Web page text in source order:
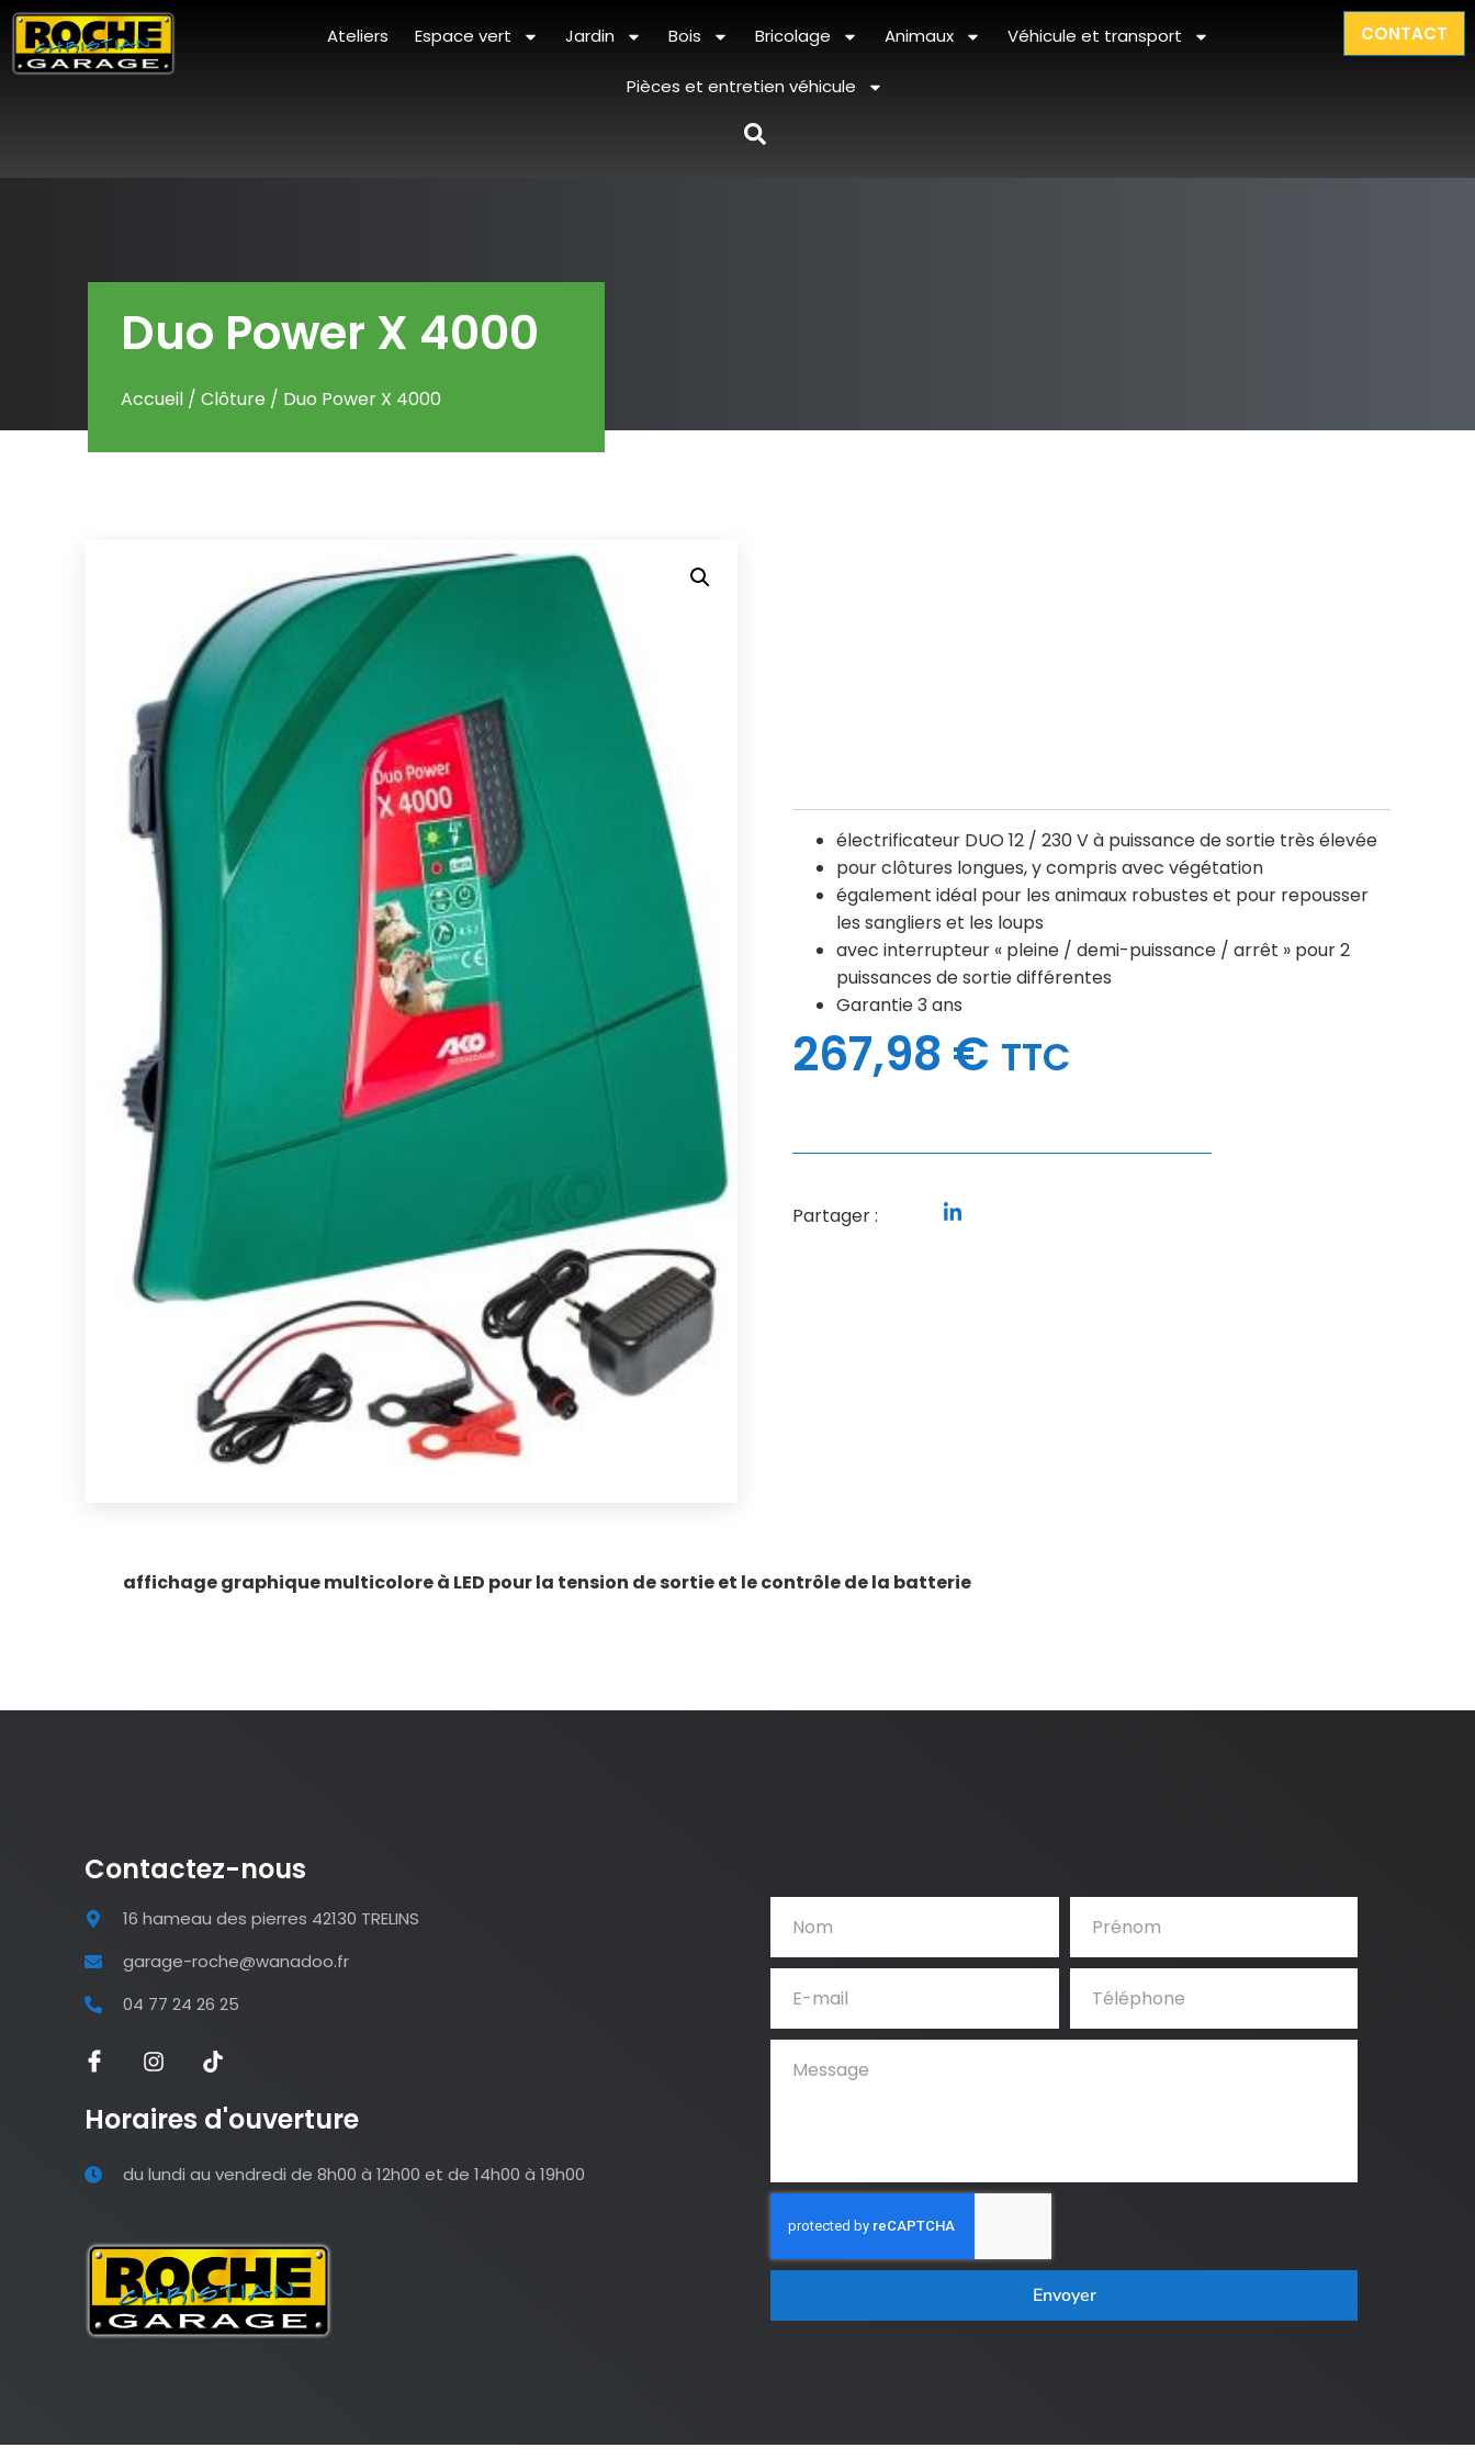
Ateliers Espace vert Jardin Bois Bricolage Animaux Véhicule et transport
Pièces et entretien véhicule
CONTACT
Duo Power X 4000
Accueil / Clôture / Duo Power X 4000
électrificateur DUO 12 / 230 V à puissance de sortie très élevée
pour clôtures longues, y compris avec végétation
également idéal pour les animaux robustes et pour repousser
les sangliers et les loups
avec interrupteur « pleine / demi-puissance / arrêt » pour 2
puissances de sortie différentes
Garantie 3 ans
267,98 € TTC
Partager :
affichage graphique multicolore à LED pour la tension de sortie et le contrôle de la batterie
Contactez-nous
16 hameau des pierres 42130 TRELINS
garage-roche@wanadoo.fr
04 77 24 26 25
Horaires d'ouverture
du lundi au vendredi de 8h00 à 12h00 et de 14h00 à 19h00
Envoyer